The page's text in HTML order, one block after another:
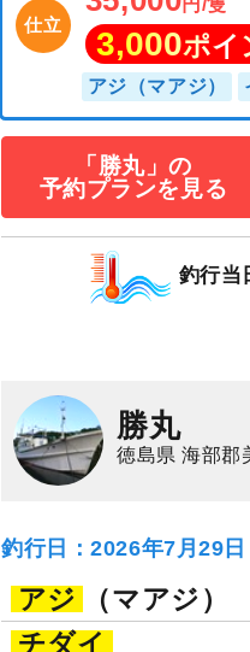
アジ五目プ
アジ（マアジ
「勝丸」の
予約プランを見る
釣行当
勝丸
徳島県 海部郡
釣行日：2026年7月29日
アジ （マアジ）
チダイ